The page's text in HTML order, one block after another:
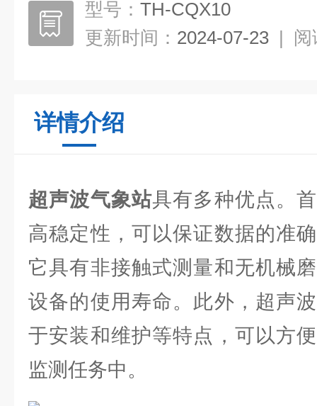
型号： TH-CQX10
更新时间： 2024-07-23 | 阅
详情介绍
超声波气象站具有多种优点。
高稳定性，可以保证数据的准
它具有非接触式测量和无机械
设备的使用寿命。此外，超声
于安装和维护等特点，可以方
监测任务中。